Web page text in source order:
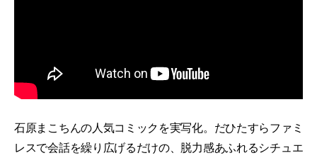
石原まこちんの人気コミックを実写化。だひたすらファミ
レスで会話を繰り広げるだけの、脱力感あふれるシチュエ